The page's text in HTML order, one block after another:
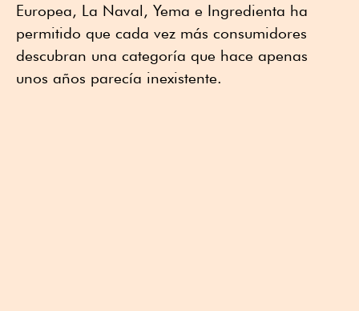
Europea, La Naval, Yema e Ingredienta ha
permitido que cada vez más consumidores
descubran una categoría que hace apenas
unos años parecía inexistente.